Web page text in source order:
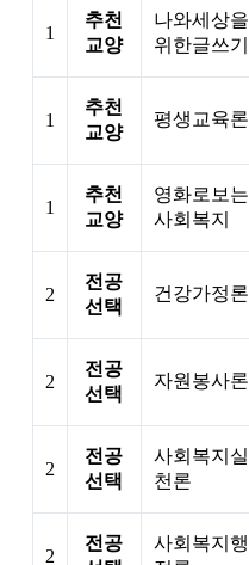
1
추천
교양
나와세상을
위한글쓰기
1
추천
교양
평생교육론
1
추천
교양
영화로보는
사회복지
2
전공
선택
건강가정론
2
전공
선택
자원봉사론
2
전공
선택
사회복지실
천론
2
전공
사회복지행